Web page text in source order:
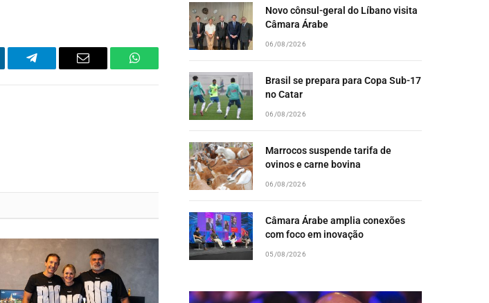
Telegram Email WhatsApp
Novo cônsul-geral do Líbano visita
Câmara Árabe
06/08/2026
Brasil se prepara para Copa Sub-17
no Catar
06/08/2026
Marrocos suspende tarifa de
ovinos e carne bovina
06/08/2026
Câmara Árabe amplia conexões
com foco em inovação
05/08/2026